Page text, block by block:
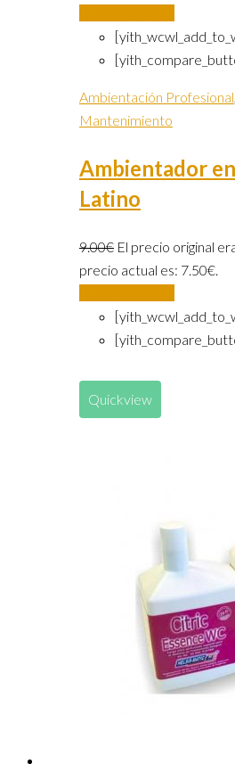
Ambientación Profesional
Mantenimiento
Ambientador
Latino
9.00€ El precio original
precio actual es: 7.50€.
Quickview